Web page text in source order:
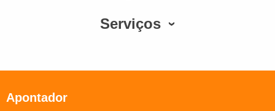
Serviços
Apontador